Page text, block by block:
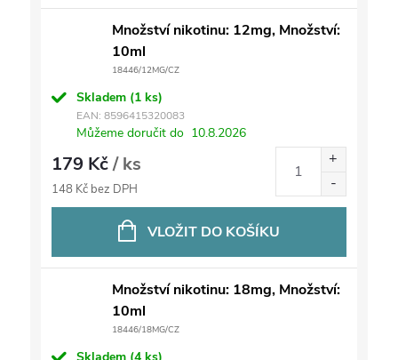
Množství nikotinu: 12mg, Množství:
10ml
18446/12MG/CZ
Skladem (1 ks)
EAN: 8596415320083
Můžeme doručit do 10.8.2026
179 Kč/ ks
148 Kč bez DPH
VLOŽIT DO KOŠÍKU
Množství nikotinu: 18mg, Množství:
10ml
18446/18MG/CZ